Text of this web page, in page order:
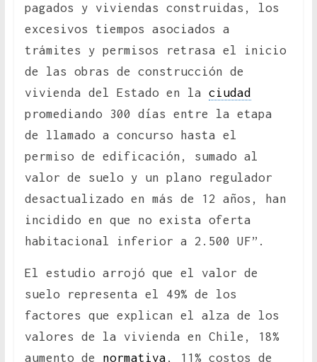
pagados y viviendas construidas, los
excesivos tiempos asociados a
trámites y permisos retrasa el inicio
de las obras de construcción de
vivienda del Estado en la ciudad
promediando 300 días entre la etapa
de llamado a concurso hasta el
permiso de edificación, sumado al
valor de suelo y un plano regulador
desactualizado en más de 12 años, han
incidido en que no exista oferta
habitacional inferior a 2.500 UF”.
El estudio arrojó que el valor de
suelo representa el 49% de los
factores que explican el alza de los
valores de la vivienda en Chile, 18%
aumento de normativa , 11% costos de